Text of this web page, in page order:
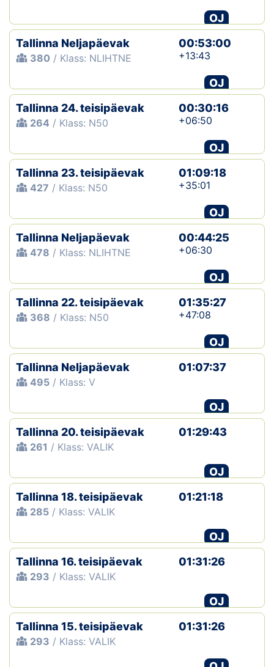
OJ
Tallinna Neljapäevak
380 / Klass: NLIHTNE
00:53:00
+13:43
OJ
Tallinna 24. teisipäevak
264 / Klass: N50
00:30:16
+06:50
OJ
Tallinna 23. teisipäevak
427 / Klass: N50
01:09:18
+35:01
OJ
Tallinna Neljapäevak
478 / Klass: NLIHTNE
00:44:25
+06:30
OJ
Tallinna 22. teisipäevak
368 / Klass: N50
01:35:27
+47:08
OJ
Tallinna Neljapäevak
495 / Klass: V
01:07:37
OJ
Tallinna 20. teisipäevak
261 / Klass: VALIK
01:29:43
OJ
Tallinna 18. teisipäevak
285 / Klass: VALIK
01:21:18
OJ
Tallinna 16. teisipäevak
293 / Klass: VALIK
01:31:26
OJ
Tallinna 15. teisipäevak
293 / Klass: VALIK
01:31:26